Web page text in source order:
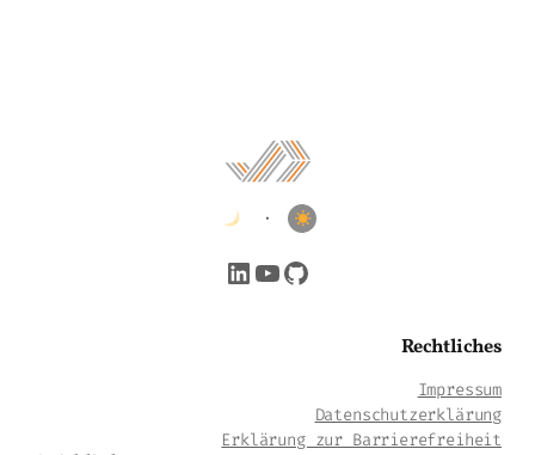
•
LinkedIn YouTube GitHub
Rechtliches
Impressum
Datenschutzerklärung
Erklärung zur Barrierefreiheit